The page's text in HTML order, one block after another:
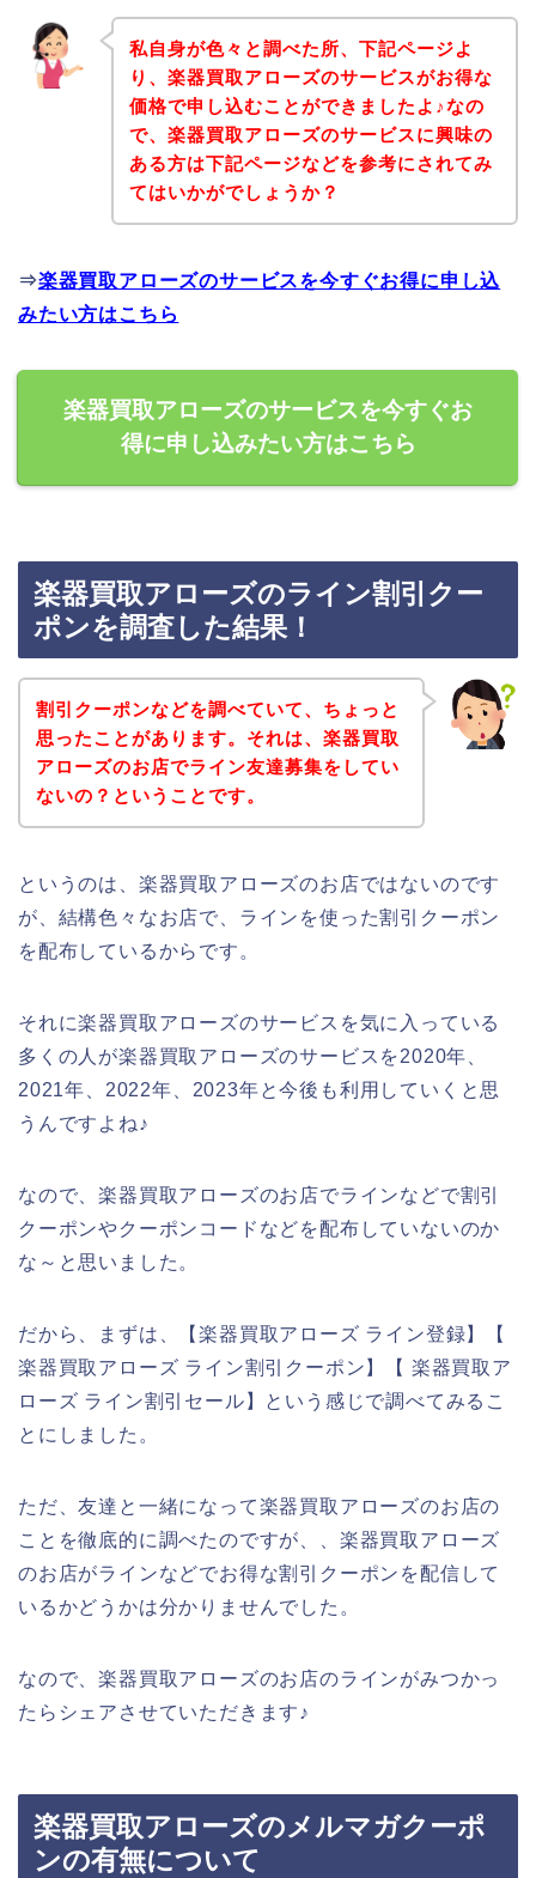
私自身が色々と調べた所、下記ページよ
り、楽器買取アローズのサービスがお得な
価格で申し込むことができましたよ♪なの
で、楽器買取アローズのサービスに興味の
ある方は下記ページなどを参考にされてみ
てはいかがでしょうか？
⇒楽器買取アローズのサービスを今すぐお得に申し込
みたい方はこちら
楽器買取アローズのサービスを今すぐお
得に申し込みたい方はこちら
楽器買取アローズのライン割引クー
ポンを調査した結果！
割引クーポンなどを調べていて、ちょっと
思ったことがあります。それは、楽器買取
アローズのお店でライン友達募集をしてい
ないの？ということです。
というのは、楽器買取アローズのお店ではないのです
が、結構色々なお店で、ラインを使った割引クーポン
を配布しているからです。
それに楽器買取アローズのサービスを気に入っている
多くの人が楽器買取アローズのサービスを2020年、
2021年、2022年、2023年と今後も利用していくと思
うんですよね♪
なので、楽器買取アローズのお店でラインなどで割引
クーポンやクーポンコードなどを配布していないのか
な～と思いました。
だから、まずは、【楽器買取アローズ ライン登録】【
楽器買取アローズ ライン割引クーポン】【 楽器買取ア
ローズ ライン割引セール】という感じで調べてみるこ
とにしました。
ただ、友達と一緒になって楽器買取アローズのお店の
ことを徹底的に調べたのですが、、楽器買取アローズ
のお店がラインなどでお得な割引クーポンを配信して
いるかどうかは分かりませんでした。
なので、楽器買取アローズのお店のラインがみつかっ
たらシェアさせていただきます♪
楽器買取アローズのメルマガクーポ
ンの有無について